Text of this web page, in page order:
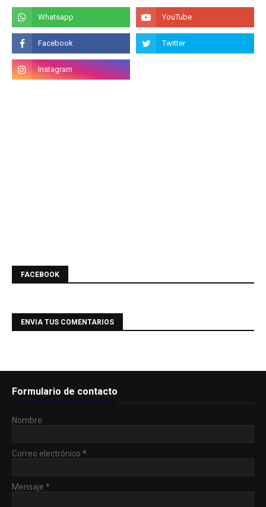
FACEBOOK
ENVIA TUS COMENTARIOS
Formulario de contacto
Nombre
Correo electrónico *
Mensaje *